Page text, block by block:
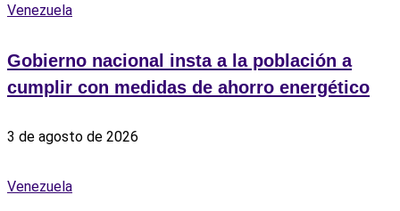
Venezuela
Gobierno nacional insta a la población a
cumplir con medidas de ahorro energético
3 de agosto de 2026
Venezuela